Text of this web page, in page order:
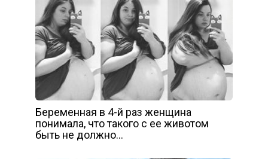
Беременная в 4-й раз женщина
понимала, что такого с ее животом
быть не должно…